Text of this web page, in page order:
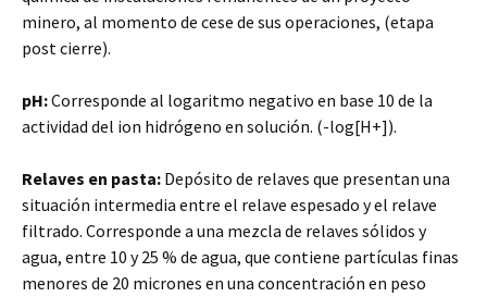
minero, al momento de cese de sus operaciones, (etapa
post cierre).
pH:Corresponde al logaritmo negativo en base 10 de la
actividad del ion hidrógeno en solución. (-log[H+]).
Relaves en pasta: Depósito de relaves que presentan una
situación intermedia entre el relave espesado y el relave
filtrado. Corresponde a una mezcla de relaves sólidos y
agua, entre 10 y 25 % de agua, que contiene partículas finas
menores de 20 micrones en una concentración en peso